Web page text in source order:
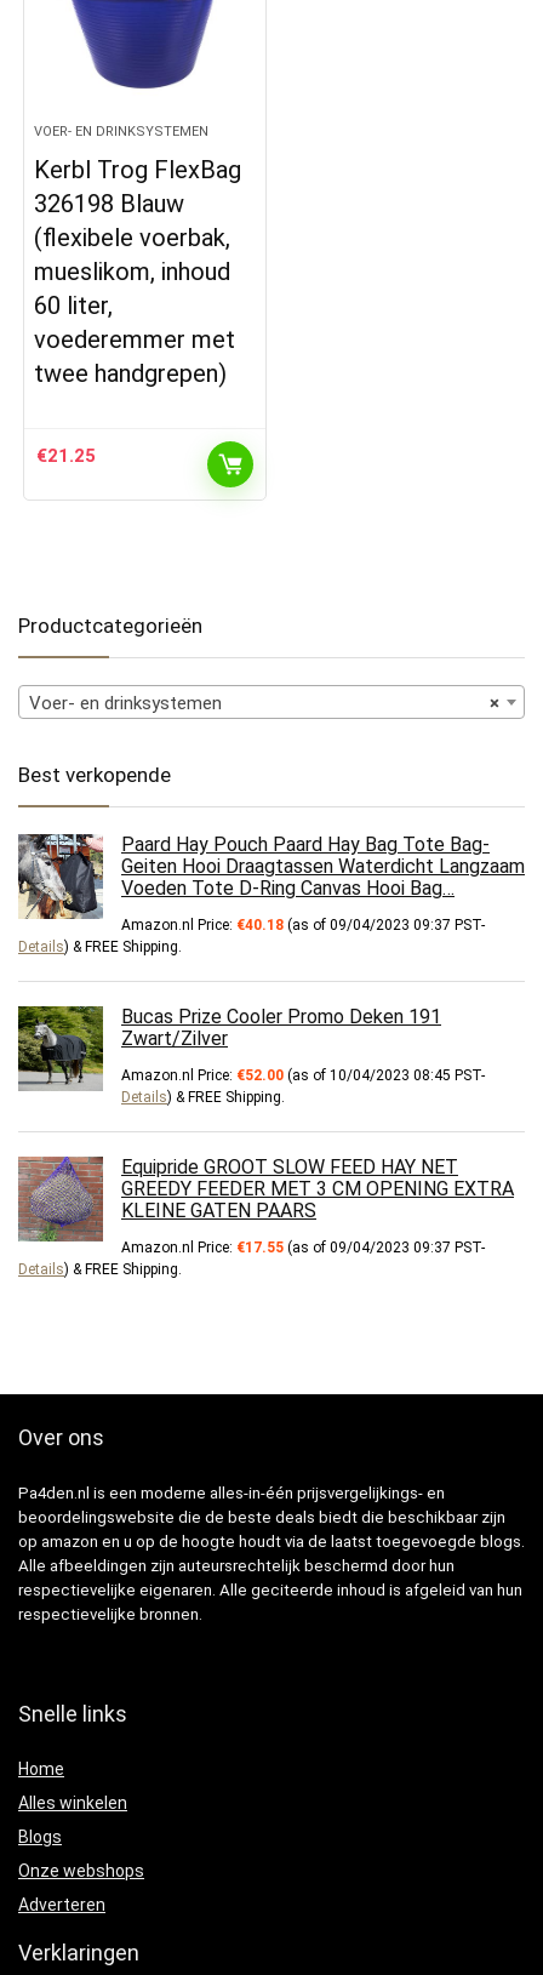
VOER- EN DRINKSYSTEMEN
Kerbl Trog FlexBag
326198 Blauw
(flexibele voerbak,
mueslikom, inhoud
60 liter,
voederemmer met
twee handgrepen)
€21.25
Productcategorieën
×
Voer- en drinksystemen
Best verkopende
Paard Hay Pouch Paard Hay Bag Tote Bag-
Geiten Hooi Draagtassen Waterdicht Langzaam
Voeden Tote D-Ring Canvas Hooi Bag…
Amazon.nl Price: €40.18 (as of 09/04/2023 09:37 PST-
Details) & FREE Shipping.
Bucas Prize Cooler Promo Deken 191
Zwart/Zilver
Amazon.nl Price: €52.00 (as of 10/04/2023 08:45 PST-
Details) & FREE Shipping.
Equipride GROOT SLOW FEED HAY NET
GREEDY FEEDER MET 3 CM OPENING EXTRA
KLEINE GATEN PAARS
Amazon.nl Price: €17.55 (as of 09/04/2023 09:37 PST-
Details) & FREE Shipping.
Over ons
Pa4den.nl is een moderne alles-in-één prijsvergelijkings- en
beoordelingswebsite die de beste deals biedt die beschikbaar zijn
op amazon en u op de hoogte houdt via de laatst toegevoegde blogs.
Alle afbeeldingen zijn auteursrechtelijk beschermd door hun
respectievelijke eigenaren. Alle geciteerde inhoud is afgeleid van hun
respectievelijke bronnen.
Snelle links
Home
Alles winkelen
Blogs
Onze webshops
Adverteren
Verklaringen